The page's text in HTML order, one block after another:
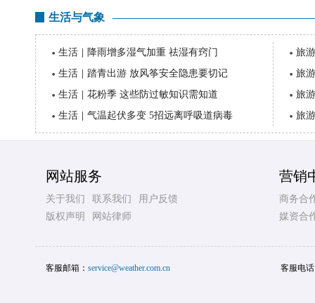
生活与气象
生活
降雨增多湿气加重 祛湿有窍门
生活
踏青出游 放风筝安全隐患要切记
生活
花粉季 这些防过敏知识需知道
生活
气温起伏多变 5招远离呼吸道病毒
旅游
旅游
旅游
旅游
网站服务
关于我们 联系我们
用户反馈
版权声明
网站律师
营销
商务合
媒资合
客服邮箱： service@weather.com.cn 客服电